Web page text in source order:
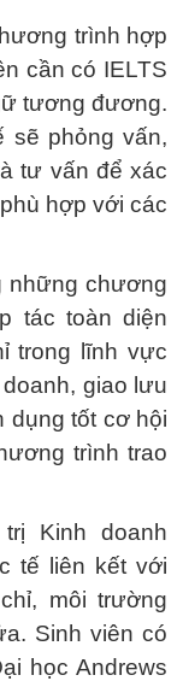
trình hợp
cần có IELTS
tương đương.
sẽ phỏng vấn,
tư vấn để xác
hợp với các
những chương
tác toàn diện
trong lĩnh vực
giao lưu
dụng tốt cơ hội
trình trao
Kinh doanh
tế liên kết với
môi trường
Sinh viên có
học Andrews